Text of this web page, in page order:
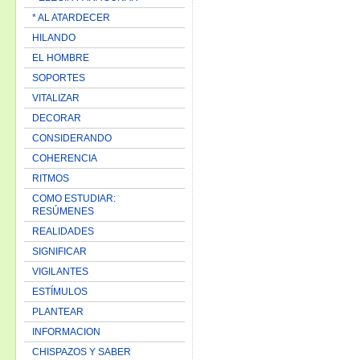
* AL ATARDECER
HILANDO
EL HOMBRE
SOPORTES
VITALIZAR
DECORAR
CONSIDERANDO
COHERENCIA
RITMOS
COMO ESTUDIAR:
RESÚMENES
REALIDADES
SIGNIFICAR
VIGILANTES
ESTÍMULOS
PLANTEAR
INFORMACION
CHISPAZOS Y SABER